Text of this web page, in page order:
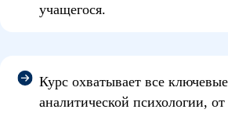
учащегося.
Курс охватывает все
аналитической психологии,